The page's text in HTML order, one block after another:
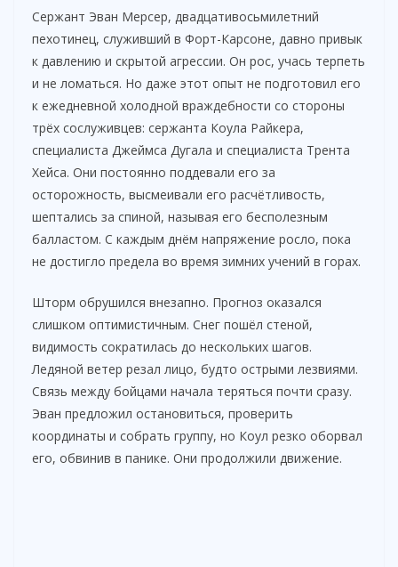
Сержант Эван Мерсер, двадцативосьмилетний
пехотинец, служивший в Форт-Карсоне, давно привык
к давлению и скрытой агрессии. Он рос, учась терпеть
и не ломаться. Но даже этот опыт не подготовил его
к ежедневной холодной враждебности со стороны
трёх сослуживцев: сержанта Коула Райкера,
специалиста Джеймса Дугала и специалиста Трента
Хейса. Они постоянно поддевали его за
осторожность, высмеивали его расчётливость,
шептались за спиной, называя его бесполезным
балластом. С каждым днём напряжение росло, пока
не достигло предела во время зимних учений в горах.
Шторм обрушился внезапно. Прогноз оказался
слишком оптимистичным. Снег пошёл стеной,
видимость сократилась до нескольких шагов.
Ледяной ветер резал лицо, будто острыми лезвиями.
Связь между бойцами начала теряться почти сразу.
Эван предложил остановиться, проверить
координаты и собрать группу, но Коул резко оборвал
его, обвинив в панике. Они продолжили движение.